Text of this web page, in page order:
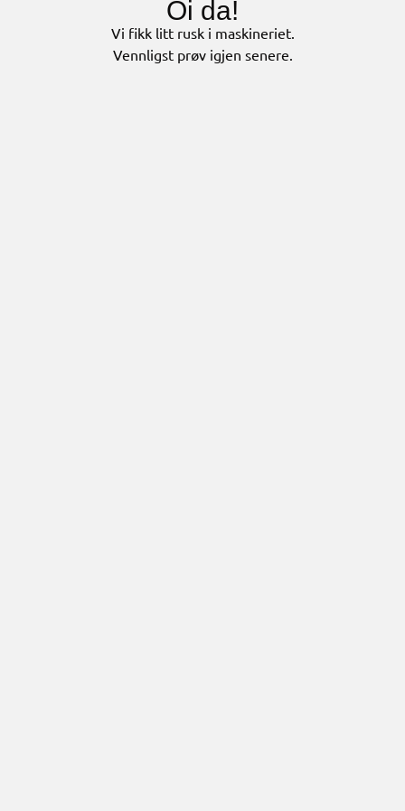
Oi da!
Vi fikk litt rusk i maskineriet.
Vennligst prøv igjen senere.